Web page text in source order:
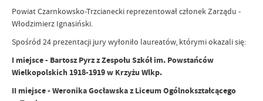
Powiat Czarnkowsko-Trzcianecki reprezentował członek Zarządu -
Włodzimierz Ignasiński.
Spośród 24 prezentacji jury wyłoniło laureatów, którymi okazali się:
I miejsce - Bartosz Pyrz z Zespołu Szkół im. Powstańców
Wielkopolskich 1918-1919 w Krzyżu Wlkp.
II miejsce - Weronika Gocławska z Liceum Ogólnokształcącego